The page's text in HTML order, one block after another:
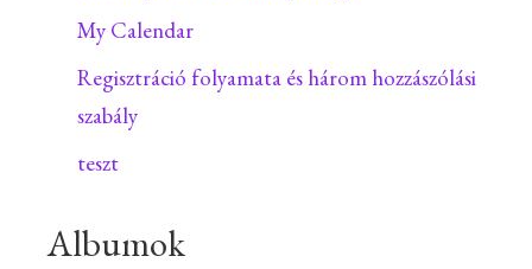
My Calendar
Regisztráció folyamata és három hozzászólási
szabály
teszt
Albumok